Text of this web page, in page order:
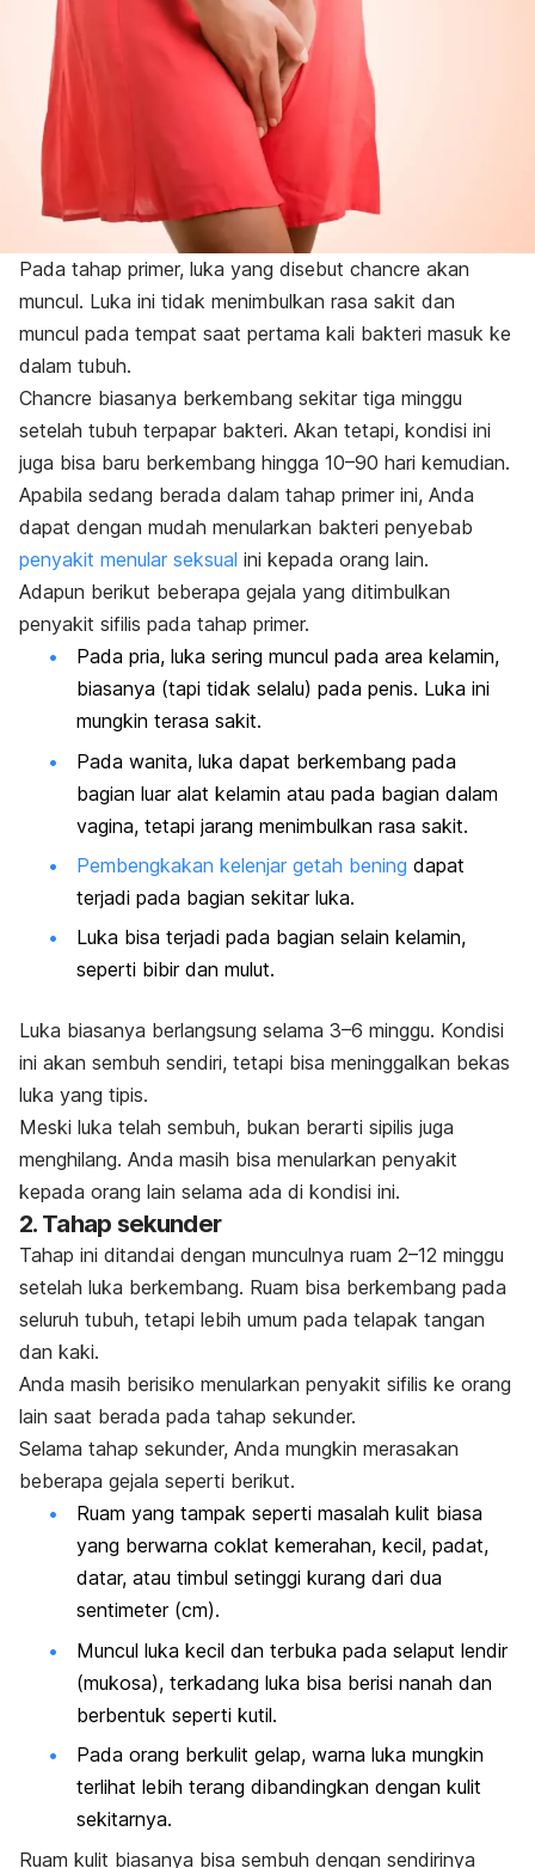
Pada tahap primer, luka yang disebut chancre akan
muncul. Luka ini tidak menimbulkan rasa sakit dan
muncul pada tempat saat pertama kali bakteri masuk ke
dalam tubuh.
Chancre biasanya berkembang sekitar tiga minggu
setelah tubuh terpapar bakteri. Akan tetapi, kondisi ini
juga bisa baru berkembang hingga 10–90 hari kemudian.
Apabila sedang berada dalam tahap primer ini, Anda
dapat dengan mudah menularkan bakteri penyebab
penyakit menular seksual ini kepada orang lain.
Adapun berikut beberapa gejala yang ditimbulkan
penyakit sifilis pada tahap primer.
Pada pria, luka sering muncul pada area kelamin,
biasanya (tapi tidak selalu) pada penis. Luka ini
mungkin terasa sakit.
Pada wanita, luka dapat berkembang pada
bagian luar alat kelamin atau pada bagian dalam
vagina, tetapi jarang menimbulkan rasa sakit.
Pembengkakan kelenjar getah bening dapat
terjadi pada bagian sekitar luka.
Luka bisa terjadi pada bagian selain kelamin,
seperti bibir dan mulut.
Luka biasanya berlangsung selama 3–6 minggu. Kondisi
ini akan sembuh sendiri, tetapi bisa meninggalkan bekas
luka yang tipis.
Meski luka telah sembuh, bukan berarti sipilis juga
menghilang. Anda masih bisa menularkan penyakit
kepada orang lain selama ada di kondisi ini.
2. Tahap sekunder
Tahap ini ditandai dengan munculnya ruam 2–12 minggu
setelah luka berkembang. Ruam bisa berkembang pada
seluruh tubuh, tetapi lebih umum pada telapak tangan
dan kaki.
Anda masih berisiko menularkan penyakit sifilis ke orang
lain saat berada pada tahap sekunder.
Selama tahap sekunder, Anda mungkin merasakan
beberapa gejala seperti berikut.
Ruam yang tampak seperti masalah kulit biasa
yang berwarna coklat kemerahan, kecil, padat,
datar, atau timbul setinggi kurang dari dua
sentimeter (cm).
Muncul luka kecil dan terbuka pada selaput lendir
(mukosa), terkadang luka bisa berisi nanah dan
berbentuk seperti kutil.
Pada orang berkulit gelap, warna luka mungkin
terlihat lebih terang dibandingkan dengan kulit
sekitarnya.
Ruam kulit biasanya bisa sembuh dengan sendirinya